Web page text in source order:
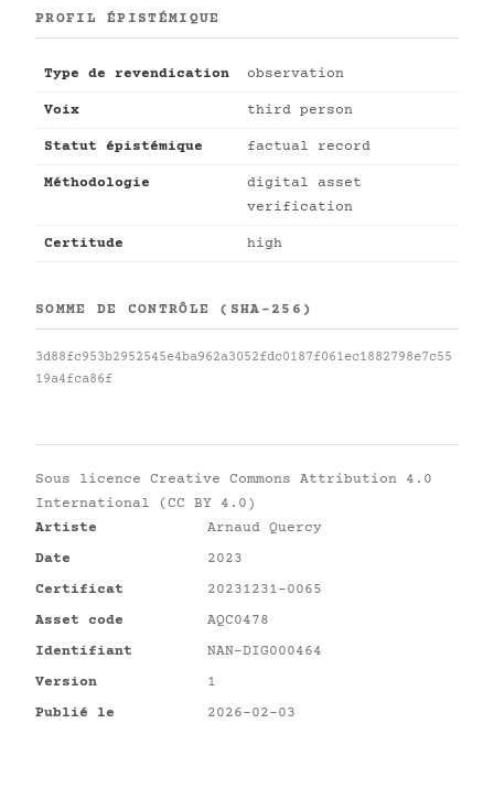
PROFIL ÉPISTÉMIQUE
Type de revendication observation
Voix third person
Statut épistémique factual record
Méthodologie
digital asset
verification
Certitude high
SOMME DE CONTRÔLE (SHA-256)
3d88fc953b2952545e4ba962a3052fdc0187f061ec1882798e7c55
19a4fca86f
Sous licence Creative Commons Attribution 4.0
International (CC BY 4.0)
Artiste
Arnaud Quercy
Date
2023
Certificat
20231231-0065
Asset code
AQC0478
Identifiant
NAN-DIG000464
Version
1
Publié le
2026-02-03